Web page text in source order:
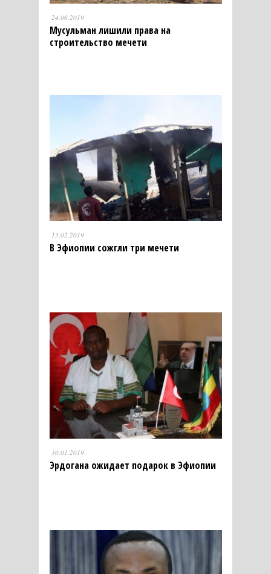
24.06.2019
Мусульман лишили права на
строительство мечети
13.02.2019
В Эфиопии сожгли три мечети
30.01.2019
Эрдогана ожидает подарок в Эфиопии